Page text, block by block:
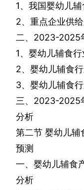
1、我国婴幼儿
2、重点企业供
二、 2023-2025
1、婴幼儿辅食
2、婴幼儿辅食
3、婴幼儿辅食
三、 2023-2025
分析
第二节 婴幼儿辅
预测
一、婴幼儿辅食
分析